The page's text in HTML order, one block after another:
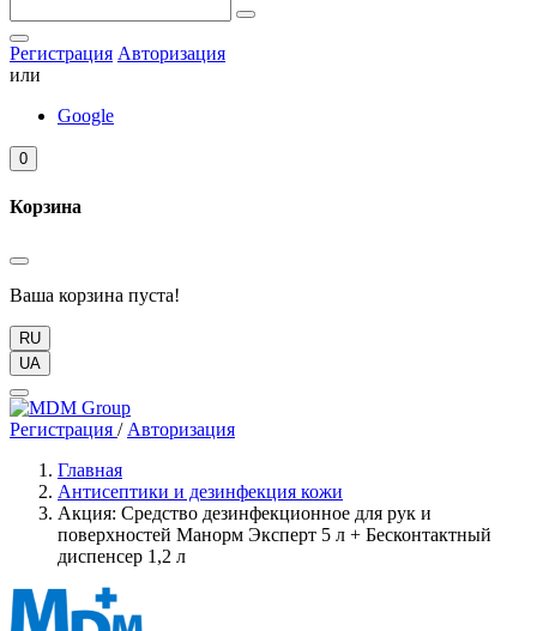
Регистрация Авторизация
или
Google
0
Корзина
Ваша корзина пуста!
RU
UA
Регистрация / Авторизация
Главная
Антисептики и дезинфекция кожи
Акция: Средство дезинфекционное для рук и
поверхностей Манорм Эксперт 5 л + Бесконтактный
диспенсер 1,2 л